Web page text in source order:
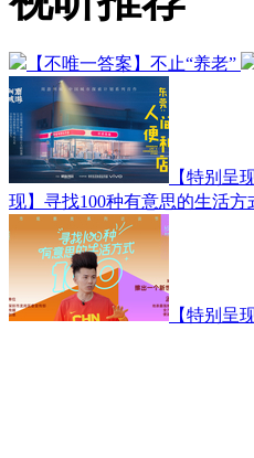
【不唯一答案】不止“养老”
【特别呈
现】寻找100种有意思的生活方
【特别呈